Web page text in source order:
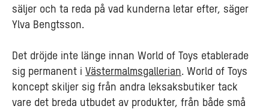
säljer och ta reda på vad kunderna letar efter, säger
Ylva Bengtsson.
Det dröjde inte länge innan World of Toys etablerade
sig permanent i Västermalmsgallerian. World of Toys
koncept skiljer sig från andra leksaksbutiker tack
vare det breda utbudet av produkter, från både små